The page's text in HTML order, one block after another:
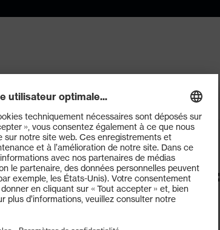
uvex 1 sport modellen: